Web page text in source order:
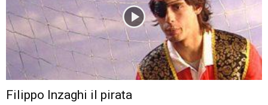
Filippo Inzaghi il pirata